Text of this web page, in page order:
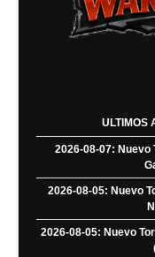
ULTIMOS
2026-08-07: Nuevo
2026-08-05: Nuevo
2026-08-05: Nuevo